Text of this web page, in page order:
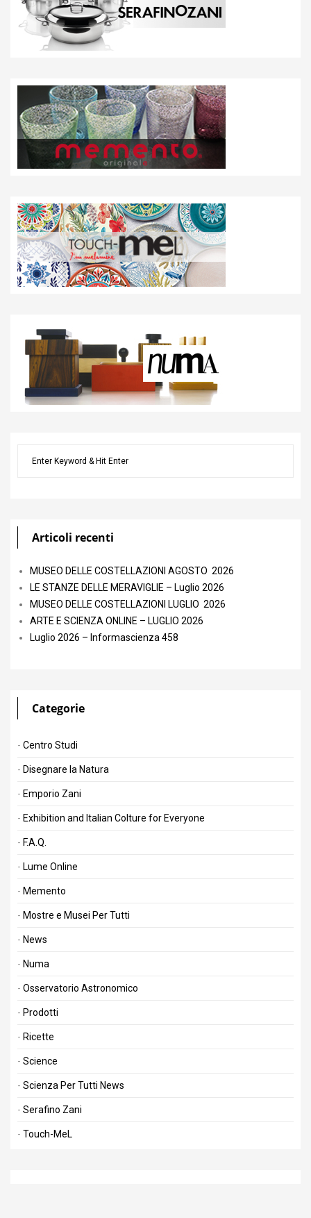
Articoli recenti
MUSEO DELLE COSTELLAZIONI AGOSTO 2026
LE STANZE DELLE MERAVIGLIE – Luglio 2026
MUSEO DELLE COSTELLAZIONI LUGLIO 2026
ARTE E SCIENZA ONLINE – LUGLIO 2026
Luglio 2026 – Informascienza 458
Categorie
Centro Studi
Disegnare la Natura
Emporio Zani
Exhibition and Italian Colture for Everyone
F.A.Q.
Lume Online
Memento
Mostre e Musei Per Tutti
News
Numa
Osservatorio Astronomico
Prodotti
Ricette
Science
Scienza Per Tutti News
Serafino Zani
Touch-MeL